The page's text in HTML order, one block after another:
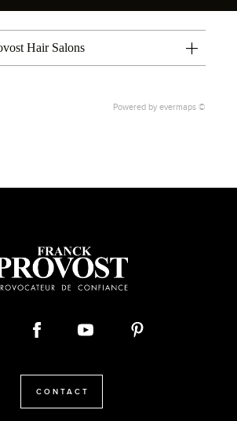
Hair Salons
Powered by evermaps ©
CONTACT